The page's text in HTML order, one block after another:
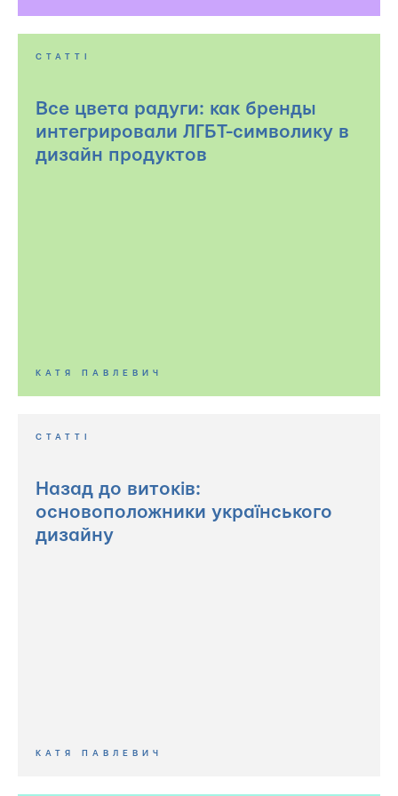
СТАТТІ
Все цвета радуги: как бренды
интегрировали ЛГБТ-символику в
дизайн продуктов
КАТЯ ПАВЛЕВИЧ
СТАТТІ
Назад до витоків:
основоположники українського
дизайну
КАТЯ ПАВЛЕВИЧ